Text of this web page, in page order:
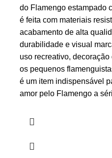
do Flamengo estampado
é feita com materiais
acabamento de alta
durabilidade e visual
uso recreativo, decoração
os pequenos
é um item indispensável
amor pelo Flamengo a